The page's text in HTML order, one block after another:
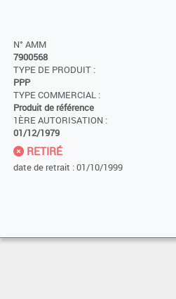
N° AMM
7900568
TYPE DE PRODUIT :
PPP
TYPE COMMERCIAL :
Produit de référence
1ÈRE AUTORISATION :
01/12/1979
RETIRÉ
date de retrait : 01/10/1999